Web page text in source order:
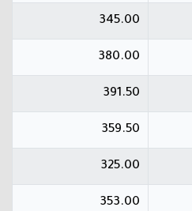
345.00
380.00
391.50
359.50
325.00
353.00